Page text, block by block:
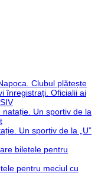
Clubul plătește
înregistrați. Oficialii ai
Un sportiv de la
Un sportiv de la „U”
biletele pentru
pentru meciul cu